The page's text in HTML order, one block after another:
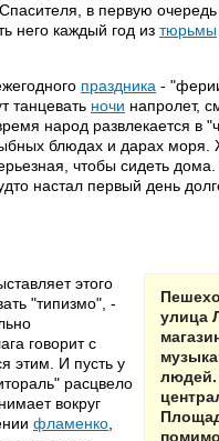
в первую
него каждый год из тюрьмы
праздника -
танцевать ночи напролет,
народ развлекается в
блюдах и дарах моря.
чтобы сидеть дома.
настал первый день
улица
людей.
этого
"типизмо", -
говорит с
этим. И пусть у
расцвело
вокруг
фламенко